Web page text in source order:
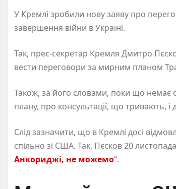
У Кремлі зробили нову заяву про
завершення війни в Україні.
Так, прес-секретар Кремля Дмитро
вести переговори за мирним планом
Також, за його словами, поки що немає
плану, про консультації, що тривають,
Слід зазначити, що в Кремлі досі
спільно зі США. Так, Пєсков 20
Анкориджі, не можемо“.